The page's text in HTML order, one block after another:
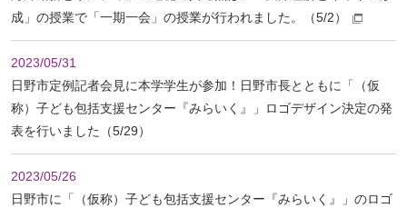
成」の授業で「一期一会」の授業が行われました。（5/2）
2023/05/31
日野市定例記者会見に本学学生が参加！日野市長とともに「（仮
称）子ども包括支援センター『みらいく』」ロゴデザイン決定の発
表を行いました（5/29）
2023/05/26
日野市に「（仮称）子ども包括支援センター『みらいく』」のロゴ